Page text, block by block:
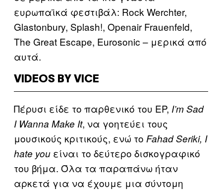
ευρωπαϊκά φεστιβάλ: Rock Werchter,
Glastonbury, Splash!, Openair Frauenfeld,
The Great Escape, Eurosonic – μερικά από
αυτά.
VIDEOS BY VICE
Πέρυσι είδε το παρθενικό του EP, I’m Sad
I Wanna Make It, να γοητεύει τους
μουσικούς κριτικούς, ενώ το Fahad Seriki, I
hate you είναι το δεύτερο δισκογραφικό
του βήμα. Όλα τα παραπάνω ήταν
αρκετά για να έχουμε μια σύντομη